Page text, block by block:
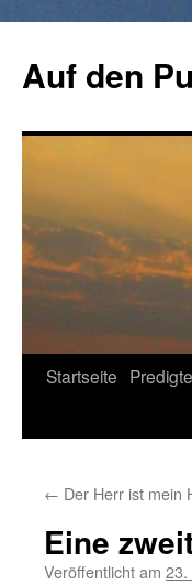
springen
Auf den
Startseite
← Der Herr ist mein
Eine
Veröffentlicht am 23.